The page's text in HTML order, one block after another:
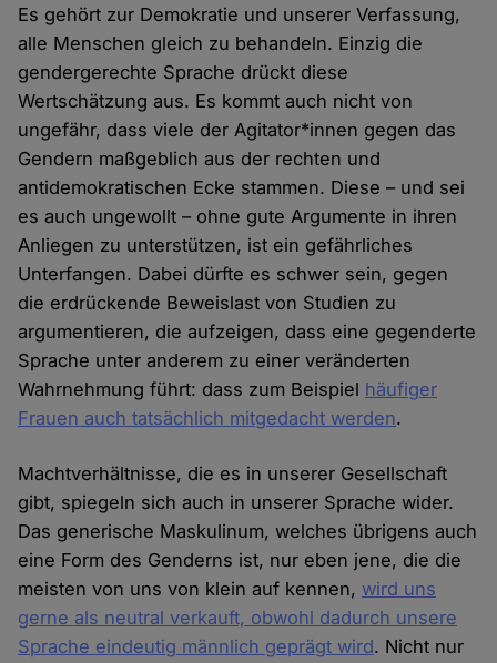
Es gehört zur Demokratie und unserer Verfassung,
alle Menschen gleich zu behandeln. Einzig die
gendergerechte Sprache drückt diese
Wertschätzung aus. Es kommt auch nicht von
ungefähr, dass viele der Agitator*innen gegen das
Gendern maßgeblich aus der rechten und
antidemokratischen Ecke stammen. Diese – und sei
es auch ungewollt – ohne gute Argumente in ihren
Anliegen zu unterstützen, ist ein gefährliches
Unterfangen. Dabei dürfte es schwer sein, gegen
die erdrückende Beweislast von Studien zu
argumentieren, die aufzeigen, dass eine gegenderte
Sprache unter anderem zu einer veränderten
Wahrnehmung führt: dass zum Beispiel häufiger
Frauen auch tatsächlich mitgedacht werden.
Machtverhältnisse, die es in unserer Gesellschaft
gibt, spiegeln sich auch in unserer Sprache wider.
Das generische Maskulinum, welches übrigens auch
eine Form des Genderns ist, nur eben jene, die die
meisten von uns von klein auf kennen, wird uns
gerne als neutral verkauft, obwohl dadurch unsere
Sprache eindeutig männlich geprägt wird. Nicht nur